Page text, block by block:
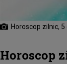
Horoscop zilnic,
Horoscop